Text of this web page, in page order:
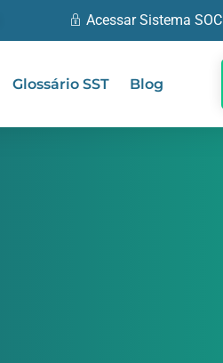
Acessar Sistema SOC
Glossário SST Blog